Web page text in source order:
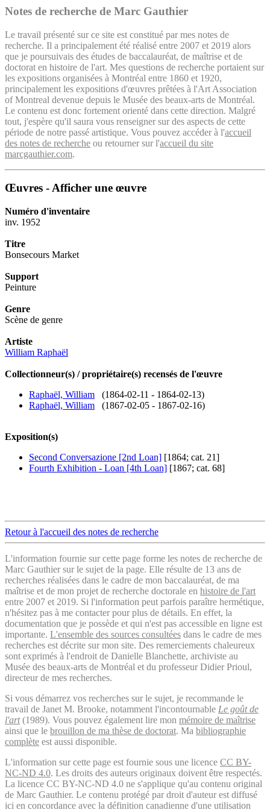
Notes de recherche de Marc Gauthier
Le travail présenté sur ce site est constitué par mes notes de
recherche. Il a principalement été réalisé entre 2007 et 2019 alors
que je poursuivais des études de baccalauréat, de maîtrise et de
doctorat en histoire de l'art. Mes questions de recherche portaient sur
les expositions organisées à Montréal entre 1860 et 1920,
principalement les expositions d'œuvres prêtées à l'Art Association
of Montreal devenue depuis le Musée des beaux-arts de Montréal.
Le contenu est donc fortement orienté dans cette direction. Malgré
tout, j'espère qu'il saura vous renseigner sur des aspects de cette
période de notre passé artistique. Vous pouvez accéder à l'accueil
des notes de recherche ou retourner sur l'accueil du site
marcgauthier.com.
Œuvres - Afficher une œuvre
Numéro d'inventaire
inv. 1952
Titre
Bonsecours Market
Support
Peinture
Genre
Scène de genre
Artiste
William Raphaël
Collectionneur(s) / propriétaire(s) recensés de l'œuvre
Raphaël, William (1864-02-11 - 1864-02-13)
Raphaël, William (1867-02-05 - 1867-02-16)
Exposition(s)
Second Conversazione [2nd Loan] [1864; cat. 21]
Fourth Exhibition - Loan [4th Loan] [1867; cat. 68]
Retour à l'accueil des notes de recherche
L'information fournie sur cette page forme les notes de recherche de
Marc Gauthier sur le sujet de la page. Elle résulte de 13 ans de
recherches réalisées dans le cadre de mon baccalauréat, de ma
maîtrise et de mon projet de recherche doctorale en histoire de l'art
entre 2007 et 2019. Si l'information peut parfois paraître hermétique,
n'hésitez pas à me contacter pour plus de détails. En effet, la
documentation que je possède et qui n'est pas accessible en ligne est
importante. L'ensemble des sources consultées dans le cadre de mes
recherches est décrite sur mon site. Des remerciements chaleureux
sont exprimés à l'endroit de Danielle Blanchette, archiviste au
Musée des beaux-arts de Montréal et du professeur Didier Prioul,
directeur de mes recherches.
Si vous démarrez vos recherches sur le sujet, je recommande le
travail de Janet M. Brooke, notamment l'incontournable Le goût de
l'art(1989). Vous pouvez également lire mon mémoire de maîtrise
ainsi que le brouillon de ma thèse de doctorat. Ma bibliographie
complète est aussi disponible.
L'information sur cette page est fournie sous une licence CC BY-
NC-ND 4.0. Les droits des auteurs originaux doivent être respectés.
La licence CC BY-NC-ND 4.0 ne s'applique qu'au contenu original
de Marc Gauthier. Le contenu protégé par droit d'auteur est diffusé
ici en concordance avec la définition canadienne d'une utilisation